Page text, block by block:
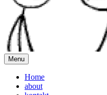
Menu
Home
about